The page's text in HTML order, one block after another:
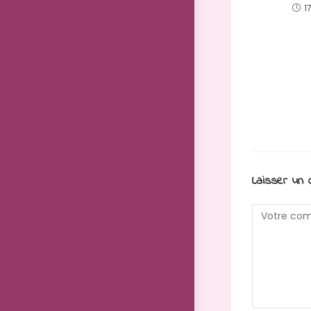
Laisser un
Comment